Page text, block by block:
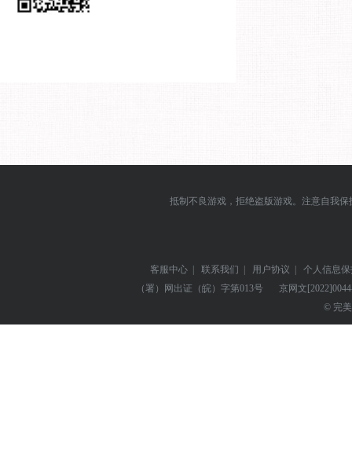
抵制不良游戏，拒绝盗版游戏。注意自我
客服中心 | 联系我们 | 用户协议 |
个人信息
（署）网出证（皖）字第013号
京网文
© 完美